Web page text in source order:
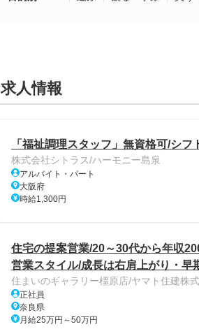
求人情報
「福祉調理スタッフ」無資格可/シ
株式会社シトラス/ハーモニー島泉
アルバイト・パート
大阪府
時給1,300円
住宅の提案営業/20～30代から年収
営業スタイル/成長は右肩上がり・早
住まいのギャラリー橿原店/ヤマト住建株
正社員
奈良県
月給25万円～50万円